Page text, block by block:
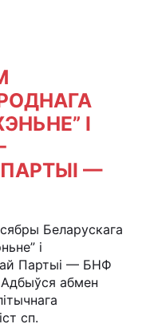
І
—
Беларускага
і
Партыі — БНФ
абмен
сп.